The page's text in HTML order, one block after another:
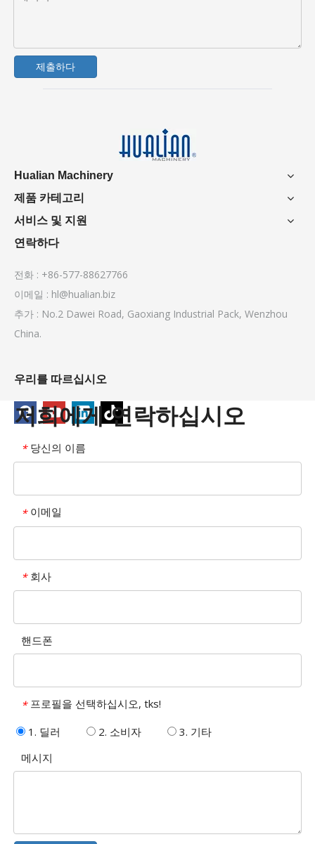
제출하다
Hualian Machinery
제품 카테고리
서비스 및 지원
연락하다
전화 : +86-577-88627766
이메일 : hl@hualian.biz
추가 : No.2 Dawei Road, Gaoxiang Industrial Pack, Wenzhou
China.
우리를 따르십시오
저희에게 연락하십시오
* 당신의 이름
* 이메일
* 회사
핸드폰
* 프로필을 선택하십시오, tks!
1. 딜러
2. 소비자
3. 기타
메시지